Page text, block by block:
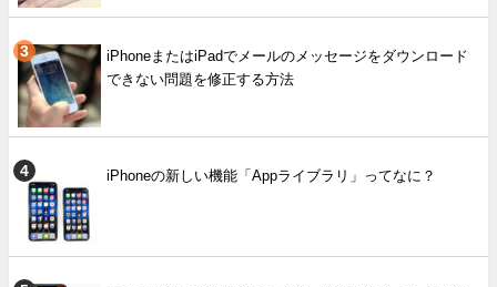
iPhoneまたはiPadでメールのメッセージをダウンロード
できない問題を修正する方法
iPhoneの新しい機能「Appライブラリ」ってなに？